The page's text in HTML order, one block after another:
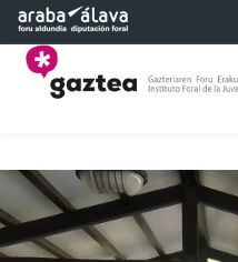
Saltar al contenido principal